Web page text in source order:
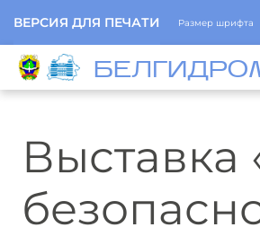
ВЕРСИЯ ДЛЯ ПЕЧАТИ Размер шрифта